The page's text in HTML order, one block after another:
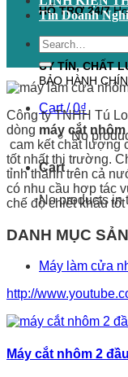
HỖ TRỢ 24/7
UY TÍN, CHẤT
BẢO HÀNH
Cart /0₫
No
Cart
No products in
Tin Doanh
Search
for:
Công ty TNHH Tú
dòng máy cắt nhôm
cam kết chất lượng
tốt nhất thị trường.
tỉnh thành trên cả
có nhu cầu hợp tác
chế độ chiết khấu
DANH MỤC
Máy làm cửa
http://
Máy cắt nhôm 2